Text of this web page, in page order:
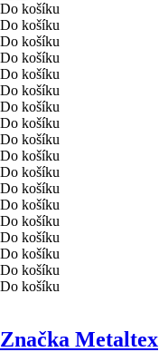
Do košíku
Do košíku
Do košíku
Do košíku
Do košíku
Do košíku
Do košíku
Do košíku
Do košíku
Do košíku
Do košíku
Do košíku
Do košíku
Do košíku
Do košíku
Do košíku
Do košíku
Do košíku
Značka Metaltex